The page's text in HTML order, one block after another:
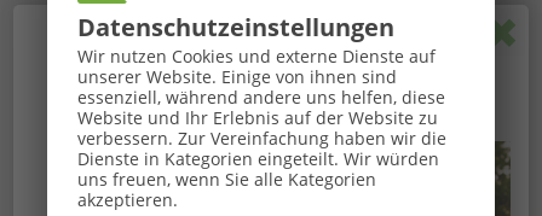
Datenschutz­einstellungen
Wir nutzen Cookies und externe Dienste auf
unserer Website. Einige von ihnen sind
essenziell, während andere uns helfen, diese
Website und Ihr Erlebnis auf der Website zu
verbessern. Zur Vereinfachung haben wir die
Dienste in Kategorien eingeteilt. Wir würden
uns freuen, wenn Sie alle Kategorien
akzeptieren.
🌞GROSSE BaBlü® Sommeraktion🌞
Ihr Sommerbonus für Anmeldungen von 27.07. bis
16.08.2026.
5 / 5 Sterne
aus insgesamt1163Bewertungen